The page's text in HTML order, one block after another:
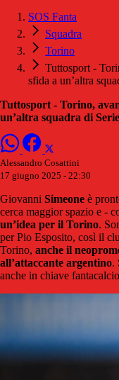
SOS Fanta
Squadra
Torino
Tuttosport -
sfida a un’altra
Tuttosport - Torino,
un’altra squadra di
Alessandro Cosattini
17 giugno 2025 - 22:30
Giovanni Simeone è
cerca maggior spazio e -
un’idea per il Torino.
per Pio Esposito, così il
Torino, anche il
all’attaccante argentino.
anche in chiave